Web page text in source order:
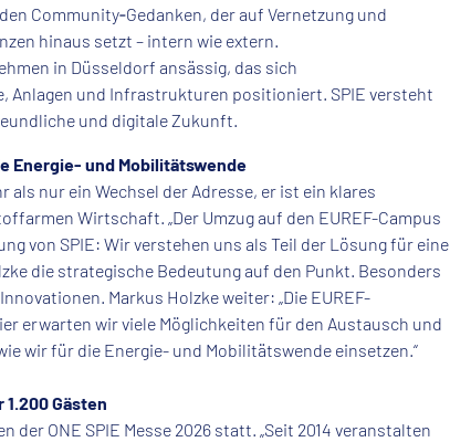
Community‑Gedanken, der auf Vernetzung und
hinaus setzt – intern wie extern.
in Düsseldorf ansässig, das sich
Anlagen und Infrastrukturen positioniert. SPIE versteht
und digitale Zukunft.
Energie- und Mobilitätswende
als nur ein Wechsel der Adresse, er ist ein klares
Wirtschaft. „Der Umzug auf den EUREF-Campus
von SPIE: Wir verstehen uns als Teil der Lösung für eine
die strategische Bedeutung auf den Punkt. Besonders
Markus Holzke weiter: „Die EUREF-
erwarten wir viele Möglichkeiten für den Austausch und
wir für die Energie- und Mobilitätswende einsetzen.“
1.200 Gästen
der ONE SPIE Messe 2026 statt. „Seit 2014 veranstalten